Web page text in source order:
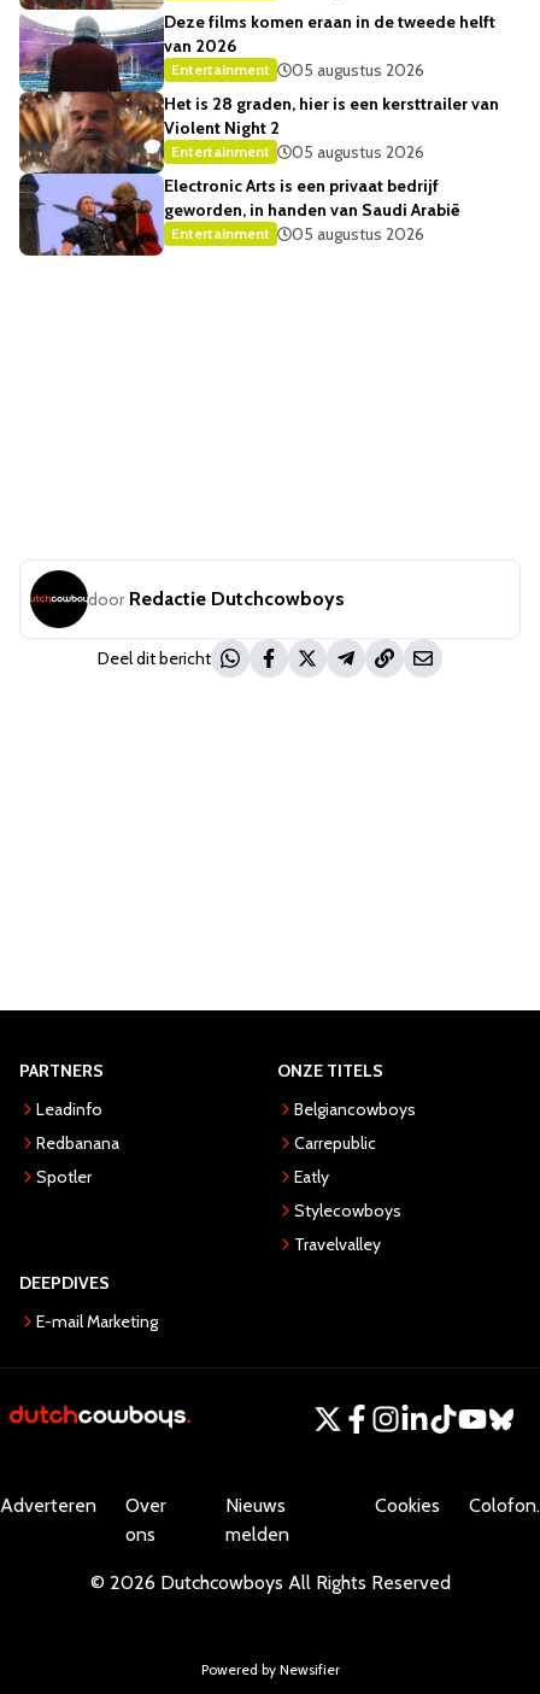
Deze films komen eraan in de tweede helft
van 2026
Entertainment
05 augustus 2026
Het is 28 graden, hier is een kersttrailer van
Violent Night 2
Entertainment
05 augustus 2026
Electronic Arts is een privaat bedrijf
geworden, in handen van Saudi Arabië
Entertainment 05 augustus 2026
door Redactie Dutchcowboys
Deel dit bericht
PARTNERS
Leadinfo
Redbanana
Spotler
ONZE TITELS
Belgiancowboys
Carrepublic
Eatly
Stylecowboys
Travelvalley
DEEPDIVES
E-mail Marketing
Adverteren
Over
ons
Nieuws
melden
Cookies Colofon.
© 2026 Dutchcowboys All Rights Reserved
Powered by Newsifier